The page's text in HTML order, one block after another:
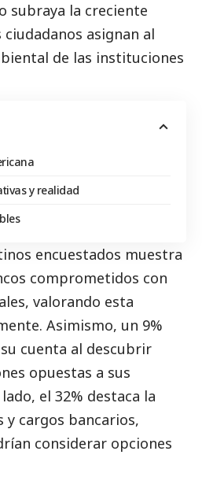
subraya la creciente
asignan al
de las instituciones
y realidad
encuestados muestra
comprometidos con
valorando esta
Asimismo, un 9%
cuenta al descubrir
opuestas a sus
el 32% destaca la
cargos bancarios,
considerar opciones